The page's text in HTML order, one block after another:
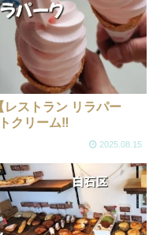
レストラン リラパー
クリーム‼
2025.08.15